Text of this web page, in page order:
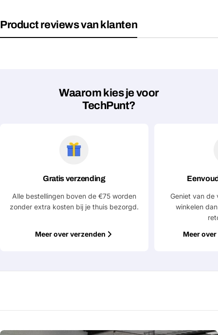
Deel dit product
email
Product reviews van klanten
Waarom kies je voor
TechPunt?
Gratis verzending
Alle bestellingen boven de €75 worden
zonder extra kosten bij je thuis bezorgd.
Meer over verzenden
Geniet van de
winkelen
Meer